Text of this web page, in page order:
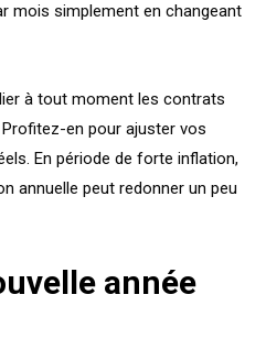
mois simplement en changeant
à tout moment les contrats
Profitez-en pour ajuster vos
En période de forte inflation,
annuelle peut redonner un peu
année